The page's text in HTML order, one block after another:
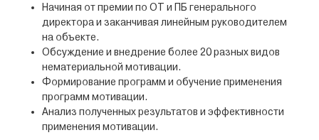
Начиная от премии по ОТ и ПБ генерального
директора и заканчивая линейным руководителем
на объекте.
Обсуждение и внедрение более 20 разных видов
нематериальной мотивации.
Формирование программ и обучение применения
программ мотивации.
Анализ полученных результатов и эффективности
применения мотивации.